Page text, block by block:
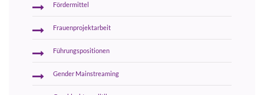
Fördermittel
Frauenprojektarbeit
Führungspositionen
Gender Mainstreaming